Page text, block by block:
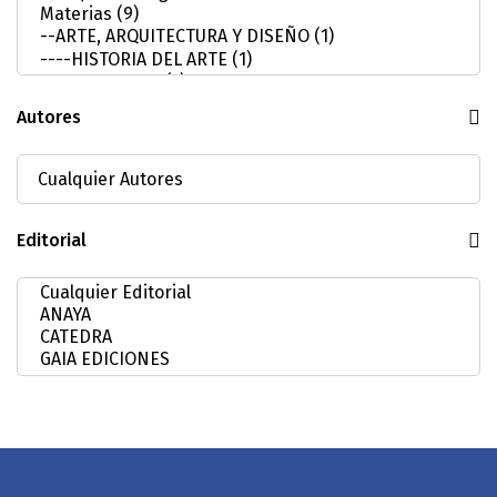
Autores
Editorial